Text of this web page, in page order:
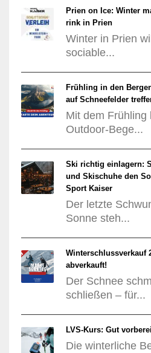
Prien on Ice: Winter
rink in Prien
Winter in Prien
sociable...
Frühling in den
auf Schneefelder
Mit dem Frühling
Outdoor-Bege...
Ski richtig einlagern:
und Skischuhe den
Sport Kaiser
Der letzte
Sonne steh...
Winterschlussverkauf
abverkauft!
Der Schnee
schließen – für...
LVS-Kurs: Gut
Die winterliche